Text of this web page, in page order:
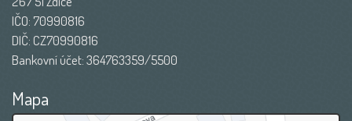
IČO: 70990816
DIČ: CZ70990816
Bankovní účet: 364763359/5500
Mapa